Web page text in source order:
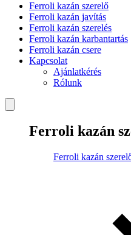
Ferroli kazán szerelő
Ferroli kazán javítás
Ferroli kazán szerelés
Ferroli kazán karbantartás
Ferroli kazán csere
Kapcsolat
Ajánlatkérés
Rólunk
Ferroli kazán
Ferroli kazán